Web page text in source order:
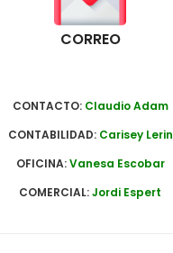
CORREO
CONTACTO: Claudio Adam
CONTABILIDAD: Carisey Lerin
OFICINA:Vanesa Escobar
COMERCIAL:Jordi Espert